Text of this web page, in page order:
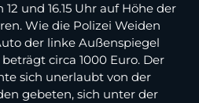
und 16.15 Uhr auf Höhe der
Wie die Polizei Weiden
der linke Außenspiegel
circa 1000 Euro. Der
sich unerlaubt von der
gebeten, sich unter der